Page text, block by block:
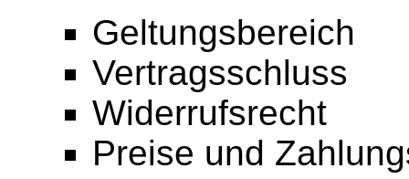
Geltungsbereich
Vertragsschluss
Widerrufsrecht
Preise und